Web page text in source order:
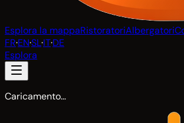
Esplora la mappaRistoratoriAlbergatori
FR·EN·SL·IT·DE
Esplora
Caricamento…